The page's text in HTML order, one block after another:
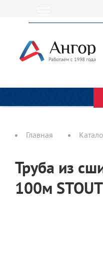
Главная
Труба из
100м STOUT